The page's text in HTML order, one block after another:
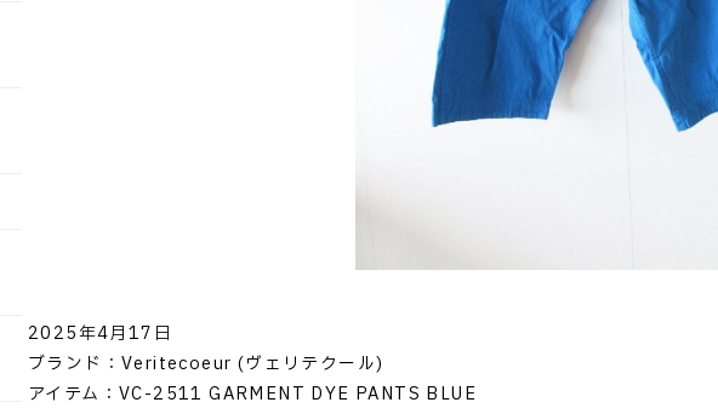
2025年4月17日
ブランド：Veritecoeur (ヴェリテクール)
アイテム：VC-2511 GARMENT DYE PANTS BLUE